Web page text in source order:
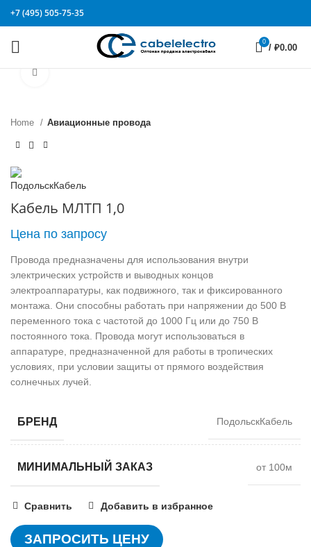
+7 (495) 505-75-35
0
/ ₽0.00
Home Авиационные провода
Кабель МЛТП 1,0
Цена по запросу
Провода предназначены для использования внутри
электрических устройств и выводных концов
электроаппаратуры, как подвижного, так и фиксированного
монтажа. Они способны работать при напряжении до 500 В
переменного тока с частотой до 1000 Гц или до 750 В
постоянного тока. Провода могут использоваться в
аппаратуре, предназначенной для работы в тропических
условиях, при условии защиты от прямого воздействия
солнечных лучей.
БРЕНД ПодольскКабель
МИНИМАЛЬНЫЙ ЗАКАЗ от 100м
Сравнить Добавить в избранное
ЗАПРОСИТЬ ЦЕНУ